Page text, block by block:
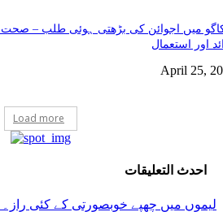
میں اجوائن کی بڑھتی ہوئی طلب – صحت
اور استعمال
April 25,
Load more
احدث التعليقات
لیموں میں چھپے خوبصورتی کے کئی